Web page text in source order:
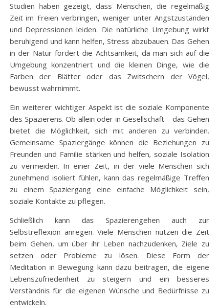
Studien haben gezeigt, dass Menschen, die regelmäßig
Zeit im Freien verbringen, weniger unter Angstzuständen
und Depressionen leiden. Die natürliche Umgebung wirkt
beruhigend und kann helfen, Stress abzubauen. Das Gehen
in der Natur fördert die Achtsamkeit, da man sich auf die
Umgebung konzentriert und die kleinen Dinge, wie die
Farben der Blätter oder das Zwitschern der Vögel,
bewusst wahrnimmt.
Ein weiterer wichtiger Aspekt ist die soziale Komponente
des Spazierens. Ob allein oder in Gesellschaft – das Gehen
bietet die Möglichkeit, sich mit anderen zu verbinden.
Gemeinsame Spaziergänge können die Beziehungen zu
Freunden und Familie stärken und helfen, soziale Isolation
zu vermeiden. In einer Zeit, in der viele Menschen sich
zunehmend isoliert fühlen, kann das regelmäßige Treffen
zu einem Spaziergang eine einfache Möglichkeit sein,
soziale Kontakte zu pflegen.
Schließlich kann das Spazierengehen auch zur
Selbstreflexion anregen. Viele Menschen nutzen die Zeit
beim Gehen, um über ihr Leben nachzudenken, Ziele zu
setzen oder Probleme zu lösen. Diese Form der
Meditation in Bewegung kann dazu beitragen, die eigene
Lebenszufriedenheit zu steigern und ein besseres
Verständnis für die eigenen Wünsche und Bedürfnisse zu
entwickeln.